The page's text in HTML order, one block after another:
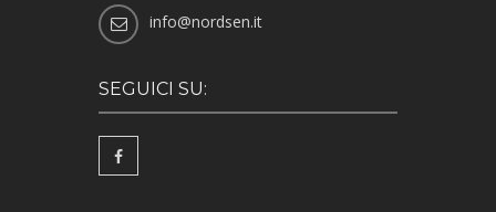
info@nordsen.it
SEGUICI SU: